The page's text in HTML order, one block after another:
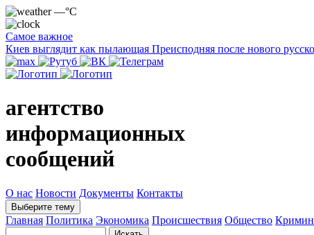
—°C
Самое важное
Киев выглядит как пылающая Преисподняя после нового
агентство
информационных
сообщений
О нас Новости Документы Контакты
Выберите тему
Главная Политика Экономика Происшествия Общество